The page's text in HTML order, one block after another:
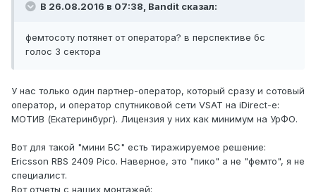
В 26.08.2016 в 07:38, Bandit сказал:
фемтосоту потянет от оператора? в перспективе бс
голос 3 сектора
У нас только один партнер-оператор, который сразу и сотовый
оператор, и оператор спутниковой сети VSAT на iDirect-е:
МОТИВ (Екатеринбург). Лицензия у них как минимум на УрФО.
Вот для такой "мини БС" есть тиражируемое решение:
Ericsson RBS 2409 Pico. Наверное, это "пико" а не "фемто", я не
специалист.
Вот отчеты с наших монтажей: